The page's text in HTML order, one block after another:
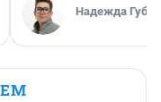
Надежда